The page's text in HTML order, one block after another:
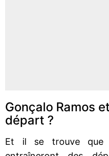
Gonçalo Ramos
départ ?
Et il se trouve que